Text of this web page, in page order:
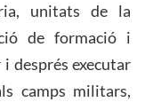
unitats de la
de formació i
després executar
camps militars,